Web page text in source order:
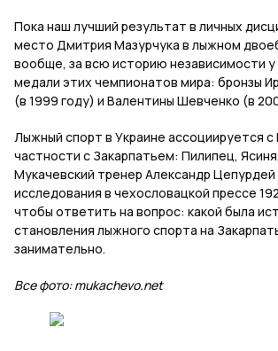
Пока наш лучший результат в личных
место Дмитрия Мазурчука в лыжном
вообще, за всю историю независимости у
медали этих чемпионатов мира: бронзы
(в 1999 году) и Валентины Шевченко (в
Лыжный спорт в Украине ассоциируется с
частности с Закарпатьем: Пилипец,
Мукачевский тренер Александр Цепурдей
исследования в чехословацкой прессе
чтобы ответить на вопрос: какой была
становления лыжного спорта на
занимательно.
Все фото: mukachevo.net